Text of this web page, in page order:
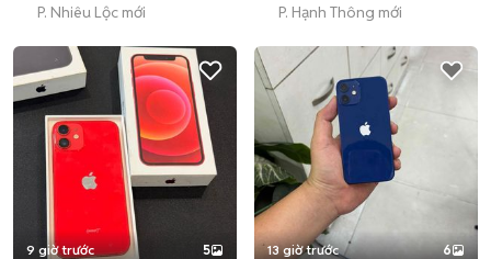
P. Nhiêu Lộc mới
P. Hạnh Thông mới
9 giờ trước 5 13 giờ trước 6